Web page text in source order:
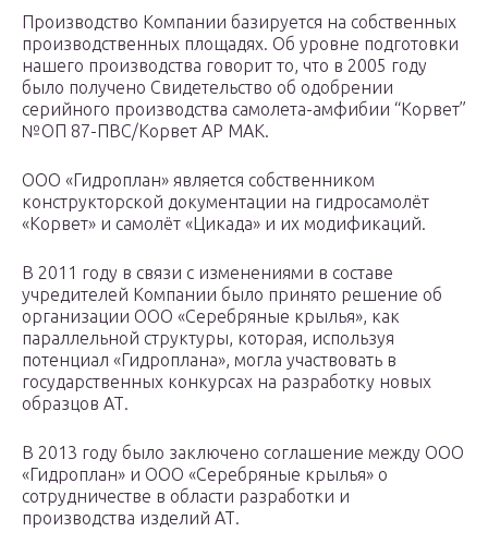
Производство Компании базируется на собственных
производственных площадях. Об уровне подготовки
нашего производства говорит то, что в 2005 году
было получено Свидетельство об одобрении
серийного производства самолета-амфибии “Корвет”
№ОП 87-ПВС/Корвет АР МАК.
ООО «Гидроплан» является собственником
конструкторской документации на гидросамолёт
«Корвет» и самолёт «Цикада» и их модификаций.
В 2011 году в связи с изменениями в составе
учредителей Компании было принято решение об
организации ООО «Серебряные крылья», как
параллельной структуры, которая, используя
потенциал «Гидроплана», могла участвовать в
государственных конкурсах на разработку новых
образцов АТ.
В 2013 году было заключено соглашение между ООО
«Гидроплан» и ООО «Серебряные крылья» о
сотрудничестве в области разработки и
производства изделий АТ.